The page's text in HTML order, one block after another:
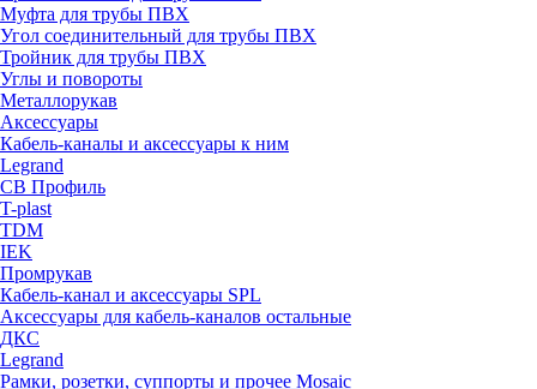
Муфта для трубы ПВХ
Угол соединительный для трубы ПВХ
Тройник для трубы ПВХ
Углы и повороты
Металлорукав
Аксессуары
Кабель-каналы и аксессуары к ним
Legrand
СВ Профиль
T-plast
TDM
IEK
Промрукав
Кабель-канал и аксессуары SPL
Аксессуары для кабель-каналов остальные
ДКС
Legrand
Рамки, розетки, суппорты и прочее Mosaic